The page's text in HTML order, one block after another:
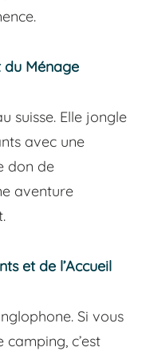
du Ménage
suisse. Elle jongle
avec une
don de
aventure
et de l’Accueil
Si vous
c’est